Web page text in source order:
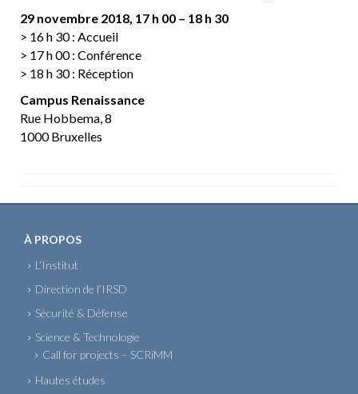
29 novembre 2018, 17 h 00 – 18 h 30
> 16 h 30 : Accueil
> 17 h 00 : Conférence
> 18 h 30 : Réception
Campus Renaissance
Rue Hobbema, 8
1000 Bruxelles
À PROPOS
L’Institut
Direction de l’IRSD
Sécurité & Défense
Science & Technologie
Call for projects – SCRiMM
Hautes études